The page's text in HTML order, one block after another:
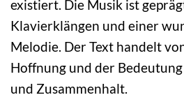
existiert. Die Musik ist
Klavierklängen und einer
Melodie. Der Text handelt
Hoffnung und der
und Zusammenhalt.